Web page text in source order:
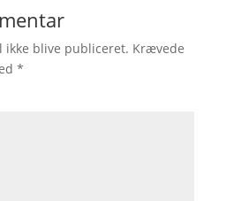
ikke blive publiceret. Krævede
*